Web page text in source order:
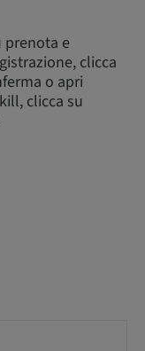
prenota e
clicca
o apri
clicca su